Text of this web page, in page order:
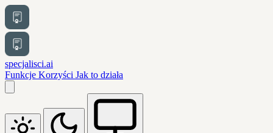
specjalisci.ai
Funkcje Korzyści Jak to działa